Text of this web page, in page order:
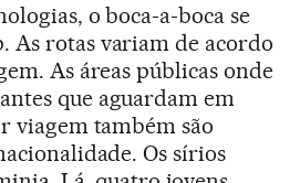
o boca-a-boca se
As rotas variam de acordo
As áreas públicas onde
que aguardam em
viagem também são
Os sírios